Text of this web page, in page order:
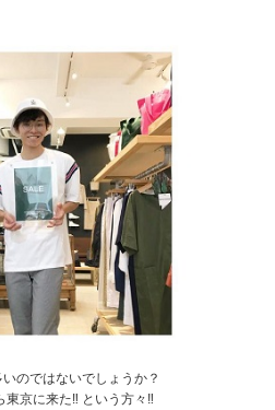
のではないでしょうか？
京に来た‼︎ という方々‼︎